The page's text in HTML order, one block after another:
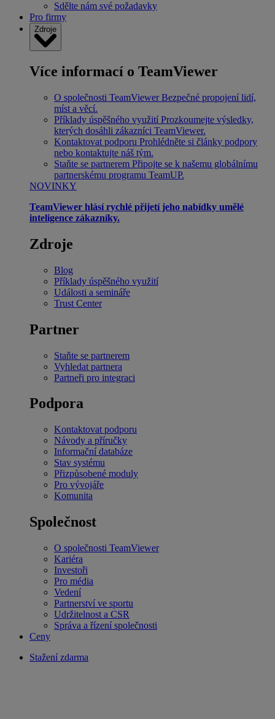
Sdělte nám své požadavky
Pro firmy
Zdroje
Více informací o TeamViewer
O společnosti TeamViewer Bezpečné propojení lidí,
míst a věcí.
Příklady úspěšného využití Prozkoumejte výsledky,
kterých dosáhli zákazníci TeamViewer.
Kontaktovat podporu Prohlédněte si články podpory
nebo kontaktujte náš tým.
Staňte se partnerem Připojte se k našemu globálnímu
partnerskému programu TeamUP.
NOVINKY
TeamViewer hlásí rychlé přijetí jeho nabídky umělé
inteligence zákazníky.
Zdroje
Blog
Příklady úspěšného využití
Události a semináře
Trust Center
Partner
Staňte se partnerem
Vyhledat partnera
Partneři pro integraci
Podpora
Kontaktovat podporu
Návody a příručky
Informační databáze
Stav systému
Přizpůsobené moduly
Pro vývojáře
Komunita
Společnost
O společnosti TeamViewer
Kariéra
Investoři
Pro média
Vedení
Partnerství ve sportu
Udržitelnost a CSR
Správa a řízení společnosti
Ceny
Stažení zdarma